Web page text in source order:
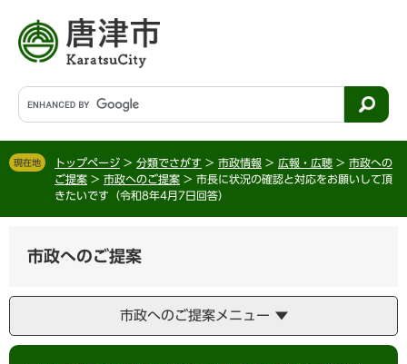
す
。
し
て
へ
G
o
g
l
タ
ム
現在地 トップページ > 分類でさがす > 市政情報 > 広報・広聴 > 市政への
ご提案 > 市政へのご提案 > 市長に状況の確認と対応をお願いして頂
きたいです（令和8年4月7日回答）
市政へのご提案
市政へのご提案メニュー
本